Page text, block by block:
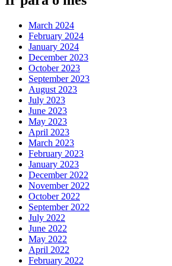
March 2024
February 2024
January 2024
December 2023
October 2023
September 2023
August 2023
July 2023
June 2023
May 2023
April 2023
March 2023
February 2023
January 2023
December 2022
November 2022
October 2022
September 2022
July 2022
June 2022
May 2022
April 2022
February 2022